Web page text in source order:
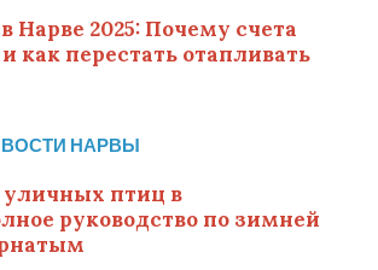
Нарве 2025: Почему счета
как перестать отапливать
НАРВЫ
птиц в
руководство по зимней